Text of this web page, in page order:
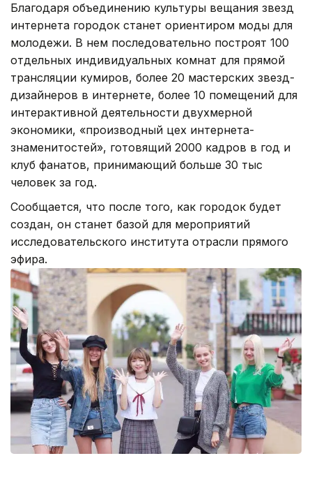
Благодаря объединению культуры вещания звезд
интернета городок станет ориентиром моды для
молодежи. В нем последовательно построят 100
отдельных индивидуальных комнат для прямой
трансляции кумиров, более 20 мастерских звезд-
дизайнеров в интернете, более 10 помещений для
интерактивной деятельности двухмерной
экономики, «производный цех интернета-
знаменитостей», готовящий 2000 кадров в год и
клуб фанатов, принимающий больше 30 тыс
человек за год.
Сообщается, что после того, как городок будет
создан, он станет базой для мероприятий
исследовательского института отрасли прямого
эфира.